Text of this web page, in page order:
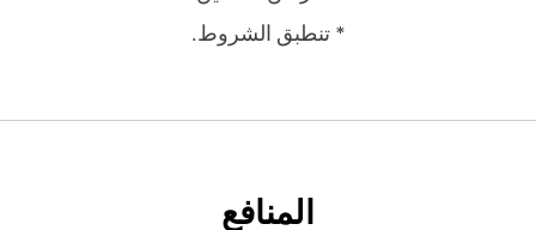
* تنطبق الشروط.
المنافع